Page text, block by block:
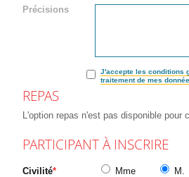
Précisions
J'accepte les conditions
traitement de mes
REPAS
L'option repas n'est pas disponible pour
PARTICIPANT À INSCRIRE
Civilité Mme M.